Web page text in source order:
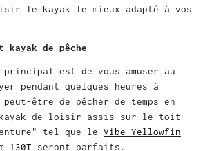
le kayak le mieux adapté à vos
de pêche
est de vous amuser au
pendant quelques heures à
être de pêcher de temps en
kayak de loisir assis sur le toit
tel que le Vibe Yellowfin
130T seront parfaits.